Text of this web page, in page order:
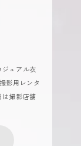
ュアル衣
影用レンタ
撮影店舗